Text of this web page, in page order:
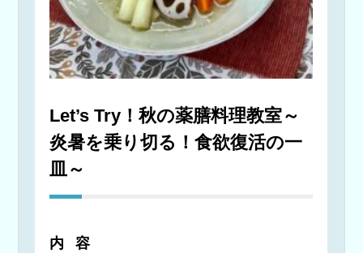
Let’s Try！秋の薬膳料理教室～
炎暑を乗り切る！食欲復活の一
皿～
内容